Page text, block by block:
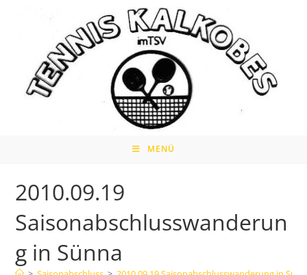
MENÜ
2010.09.19
Saisonabschlusswanderun
g in Sünna